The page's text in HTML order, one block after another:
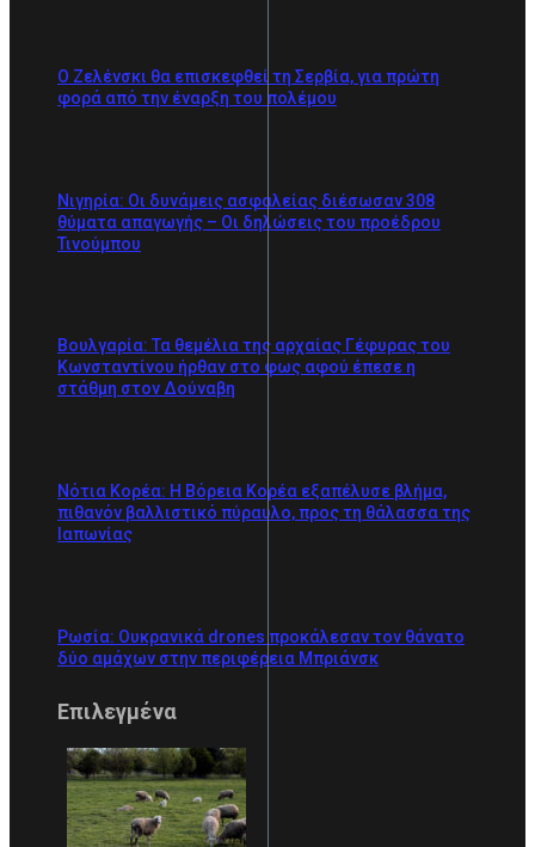
Ο Ζελένσκι θα επισκεφθεί τη Σερβία, για πρώτη
φορά από την έναρξη του πολέμου
Νιγηρία: Οι δυνάμεις ασφαλείας διέσωσαν 308
θύματα απαγωγής – Οι δηλώσεις του προέδρου
Τινούμπου
Βουλγαρία: Τα θεμέλια της αρχαίας Γέφυρας του
Κωνσταντίνου ήρθαν στο φως αφού έπεσε η
στάθμη στον Δούναβη
Νότια Κορέα: Η Βόρεια Κορέα εξαπέλυσε βλήμα,
πιθανόν βαλλιστικό πύραυλο, προς τη θάλασσα της
Ιαπωνίας
Ρωσία: Ουκρανικά drones προκάλεσαν τον θάνατο
δύο αμάχων στην περιφέρεια Μπριάνσκ
Επιλεγμένα